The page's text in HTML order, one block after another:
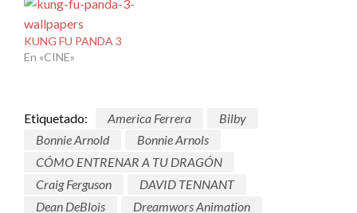
KUNG FU PANDA 3
En «CINE»
Etiquetado: America Ferrera
Bilby
Bonnie Arnold
Bonnie Arnols
CÓMO ENTRENAR A TU DRAGÓN
Craig Ferguson
DAVID TENNANT
Dean DeBlois
Dreamwors Animation